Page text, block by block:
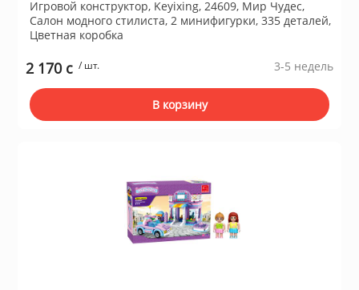
Игровой конструктор, Keyixing, 24609, Мир Чудес,
Салон модного стилиста, 2 минифигурки, 335 деталей,
Цветная коробка
2 170 c / шт. 3-5 недель
В корзину